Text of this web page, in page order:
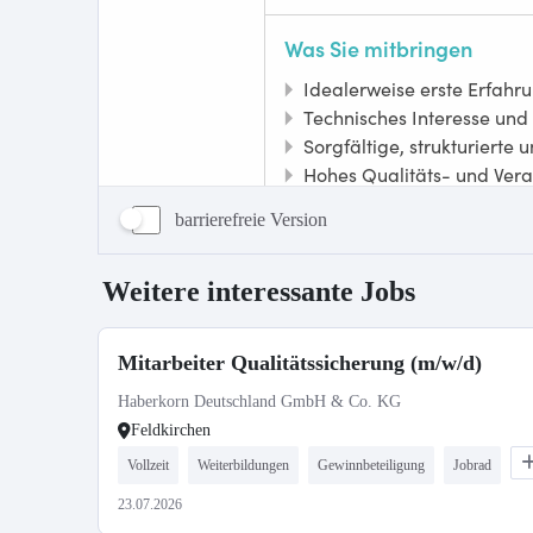
barrierefreie Version
Weitere interessante Jobs
Mitarbeiter Qualitätssicherung (m/w/d)
Haberkorn Deutschland GmbH & Co. KG
Feldkirchen
Vollzeit Weiterbildungen Gewinnbeteiligung Jobrad
23.07.2026